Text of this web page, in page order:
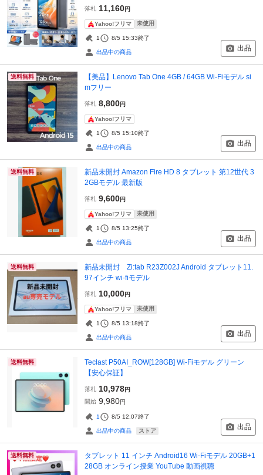
落札 11,160円
Yahoo!フリマ 未使用
1 8/5 15:33終了
出品中の商品 出品
送料無料
【美品】Lenovo Tab One 4GB / 64GB Wi-Fiモデル si
mフリー
落札 8,800円
Yahoo!フリマ
1 8/5 15:10終了
出品中の商品 出品
送料無料
新品未開封 Amazon Fire HD 8 タブレット 第12世代 3
2GBモデル 最新版
落札 9,600円
Yahoo!フリマ 未使用
1 8/5 13:25終了
出品中の商品 出品
送料無料
新品未開封 Zi:tab R23Z002J Android タブレット11.
97インチ wi-fiモデル
落札 10,000円
Yahoo!フリマ 未使用
1 8/5 13:18終了
出品中の商品 出品
送料無料
Teclast P50AI_ROW[128GB] Wi-Fiモデル グリーン
【安心保証】
落札 10,978円
開始 9,980円
1 8/5 12:07終了
出品中の商品 ストア 出品
送料無料
タブレット 11 インチ Android16 Wi-Fiモデル 20GB+1
28GB オンライン授業 YouTube 動画視聴